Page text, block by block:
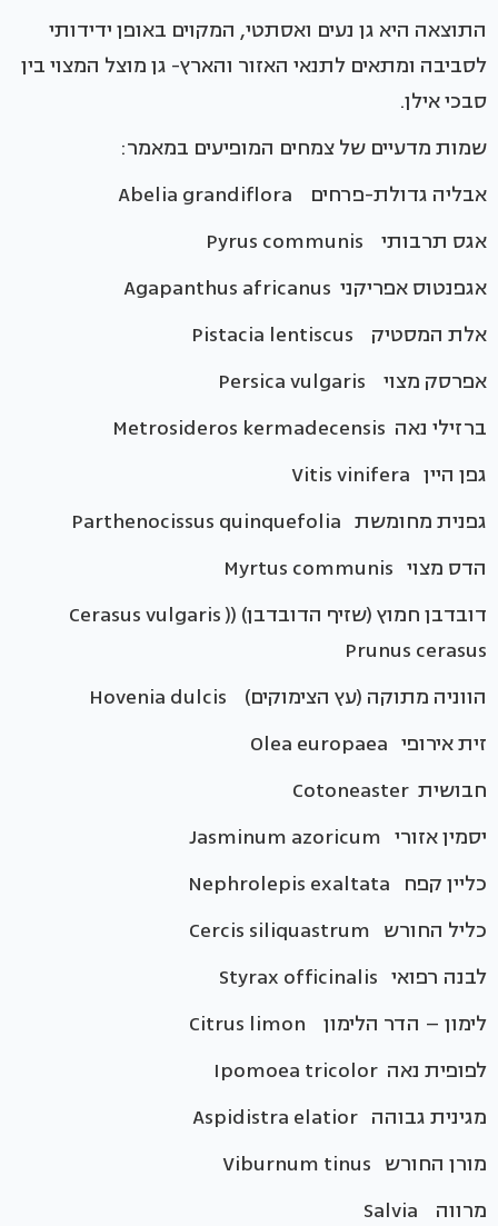
התוצאה היא גן נעים ואסתטי, המקוים באופן ידידותי
לסביבה ומתאים לתנאי האזור והארץ- גן מוצל המצוי בין
סבכי אילן.
שמות מדעיים של צמחים המופיעים במאמר:
אבליה גדולת-פרחים Abelia grandiflora
אגס תרבותי Pyrus communis
אגפנטוס אפריקני Agapanthus africanus
אלת המסטיק Pistacia lentiscus
אפרסק מצוי Persica vulgaris
ברזילי נאה Metrosideros kermadecensis
גפן היין Vitis vinifera
גפנית מחומשת Parthenocissus quinquefolia
הדס מצוי Myrtus communis
דובדבן חמוץ (שזיף הדובדבן) ((Cerasus vulgaris
Prunus cerasus
הווניה מתוקה (עץ הצימוקים) Hovenia dulcis
זית אירופי Olea europaea
חבושית Cotoneaster
יסמין אזורי Jasminum azoricum
כליין קפח Nephrolepis exaltata
כליל החורש Cercis siliquastrum
לבנה רפואי Styrax officinalis
לימון – הדר הלימון Citrus limon
לפופית נאה Ipomoea tricolor
מגינית גבוהה Aspidistra elatior
מורן החורש Viburnum tinus
מרווה Salvia